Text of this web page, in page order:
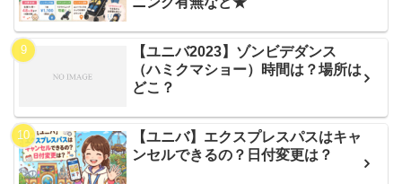
【ユニバ2023】ゾンビデダンス
（ハミクマショー）時間は？場所は
どこ？
【ユニバ】エクスプレスパスはキャ
ンセルできるの？日付変更は？